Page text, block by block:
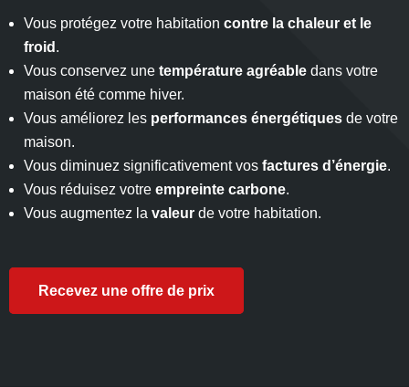
Vous protégez votre habitation contre la chaleur et le
froid .
Vous conservez une température agréable dans votre
maison été comme hiver.
Vous améliorez les performances énergétiques de votre
maison.
Vous diminuez significativement vos factures d’énergie.
Vous réduisez votre empreinte carbone.
Vous augmentez la valeur de votre habitation.
Recevez une offre de prix